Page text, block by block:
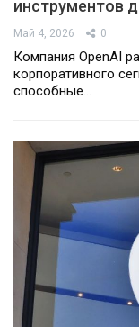
инструментов
Май 4, 2026 0
Компания OpenAI
корпоративного
способные…